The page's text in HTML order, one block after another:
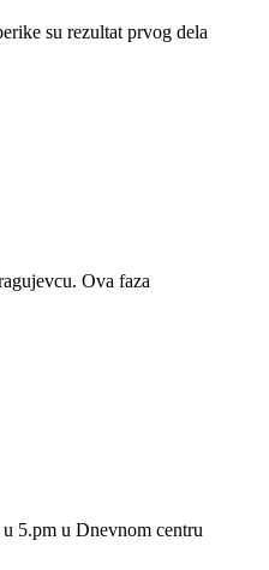
su rezultat prvog dela
Ova faza
5.pm u Dnevnom centru